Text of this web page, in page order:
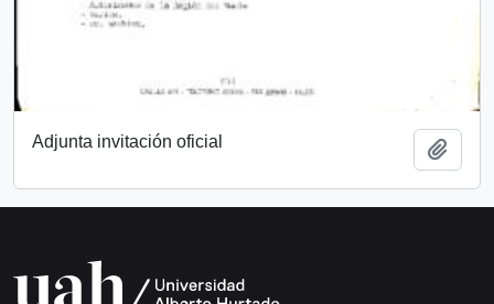
Adjunta invitación oficial